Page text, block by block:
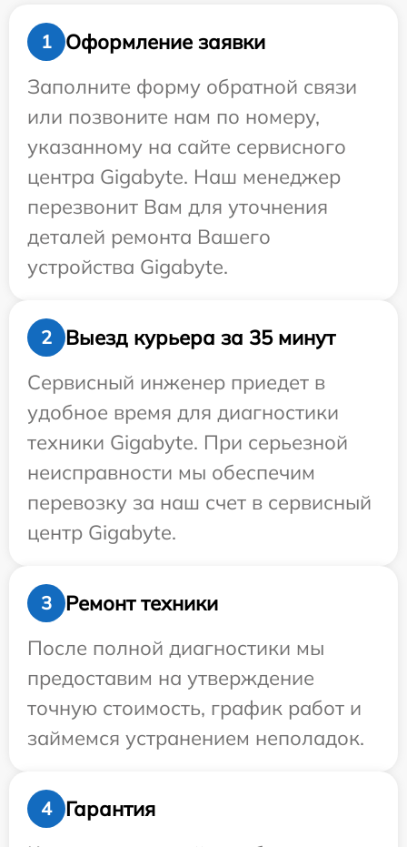
1
Оформление заявки
Заполните форму обратной связи
или позвоните нам по номеру,
указанному на сайте сервисного
центра Gigabyte. Наш менеджер
перезвонит Вам для уточнения
деталей ремонта Вашего
устройства Gigabyte.
2
Выезд курьера за 35 минут
Сервисный инженер приедет в
удобное время для диагностики
техники Gigabyte. При серьезной
неисправности мы обеспечим
перевозку за наш счет в сервисный
центр Gigabyte.
3
Ремонт техники
После полной диагностики мы
предоставим на утверждение
точную стоимость, график работ и
займемся устранением неполадок.
4
Гарантия